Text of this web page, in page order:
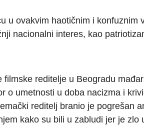
u ovakvim haotičnim i konfuznim
nacionalni interes, kao
filmske reditelje u Beogradu
o umetnosti u doba nacizma i
reditelj branio je pogrešan
kako su bili u zabludi jer je zlo